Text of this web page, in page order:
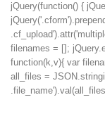
jQuery(function() {
filenames = [];
function(k,v){ var
all_files =